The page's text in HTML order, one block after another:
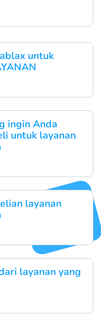
untuk
ingin Anda
untuk layanan
layanan
layanan yang